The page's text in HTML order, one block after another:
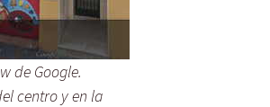
de Google.
centro y en la